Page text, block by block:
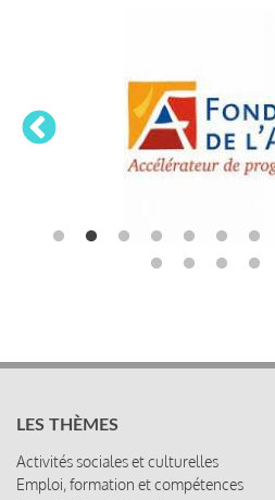
LES THÈMES
Activités sociales et culturelles
Emploi, formation et compétences